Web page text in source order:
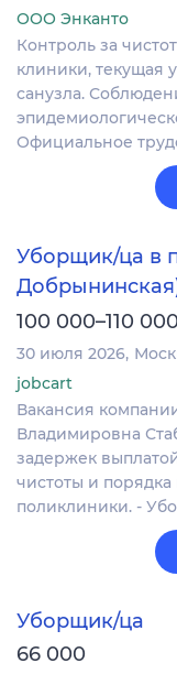
ООО Энканто
Контроль за
клиники, текущая
санузла.
Официальное
Уборщик/ца в
100 000–110
30 июля 2026
jobcart
Вакансия
Владимировна
задержек
чистоты и
поликлиники. -
Уборщик/ца
66 000